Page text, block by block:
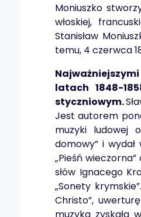
Moniuszko
włoskiej,
Stanisław
temu, 4 czerwca
latach 1848-
styczniowym.
Jest autorem
muzyki ludowej
domowy” i
„Pieśń
słów Ignacego
„Sonety
Christo”,
muzyka zyskała